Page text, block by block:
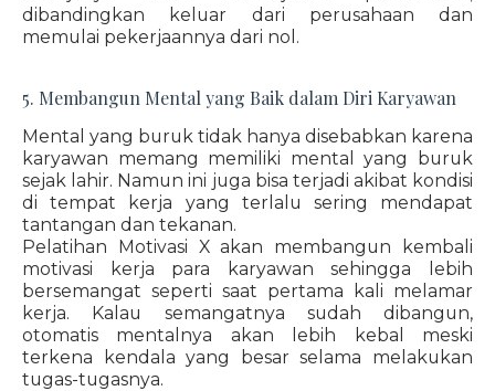
dibandingkan keluar dari perusahaan dan
memulai pekerjaannya dari nol.
5. Membangun Mental yang Baik dalam Diri Karyawan
Mental yang buruk tidak hanya disebabkan karena
karyawan memang memiliki mental yang buruk
sejak lahir. Namun ini juga bisa terjadi akibat kondisi
di tempat kerja yang terlalu sering mendapat
tantangan dan tekanan.
Pelatihan Motivasi X akan membangun kembali
motivasi kerja para karyawan sehingga lebih
bersemangat seperti saat pertama kali melamar
kerja. Kalau semangatnya sudah dibangun,
otomatis mentalnya akan lebih kebal meski
terkena kendala yang besar selama melakukan
tugas-tugasnya.